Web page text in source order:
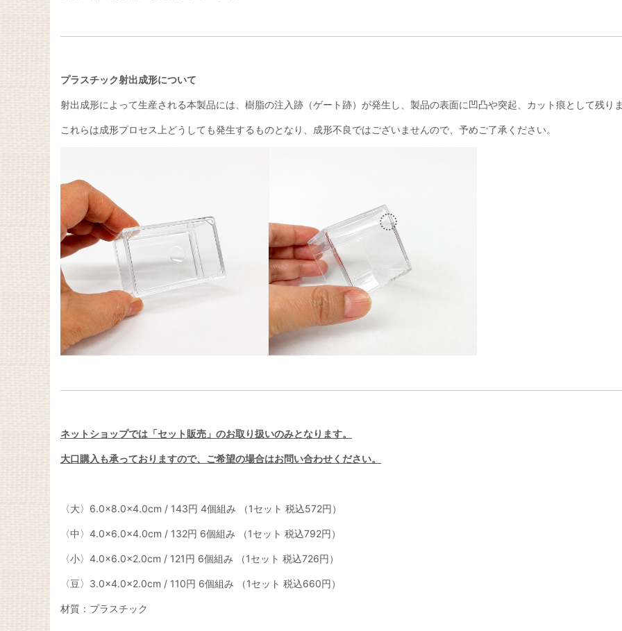
プラスチック射出成形について
射出成形によって生産される本製品には、樹脂の注入跡（ゲート跡）が発生し、製品の表面に凹凸や突起、カット痕として残り
これらは成形プロセス上どうしても発生するものとなり、成形不良ではございませんので、予めご了承ください。
ネットショップでは「セット販売」のお取り扱いのみとなります。
大口購入も承っておりますので、ご希望の場合はお問い合わせください。
〈大〉6.0×8.0×4.0cm / 143円 4個組み （1セット 税込572円）
〈中〉4.0×6.0×4.0cm / 132円 6個組み （1セット 税込792円）
〈小〉4.0×6.0×2.0cm / 121円 6個組み （1セット 税込726円）
〈豆〉3.0×4.0×2.0cm / 110円 6個組み （1セット 税込660円）
材質：プラスチック